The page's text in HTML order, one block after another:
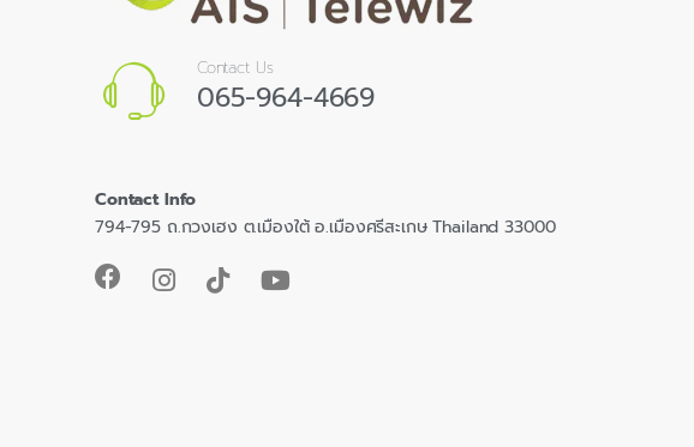
Contact Us
065-964-4669
Contact Info
794-795 ถ.กวงเฮง ต.เมืองใต้ อ.เมืองศรีสะเกษ Thailand 33000